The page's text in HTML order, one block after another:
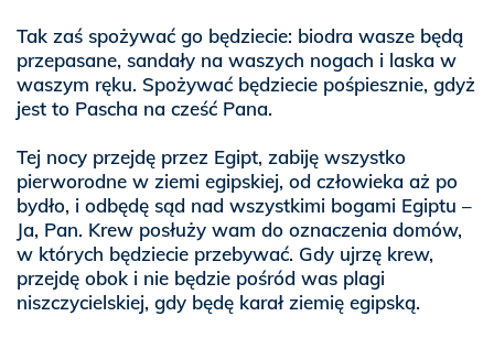
Tak zaś spożywać go będziecie: biodra wasze będą
przepasane, sandały na waszych nogach i laska w
waszym ręku. Spożywać będziecie pośpiesznie, gdyż
jest to Pascha na cześć Pana.
Tej nocy przejdę przez Egipt, zabiję wszystko
pierworodne w ziemi egipskiej, od człowieka aż po
bydło, i odbędę sąd nad wszystkimi bogami Egiptu –
Ja, Pan. Krew posłuży wam do oznaczenia domów,
w których będziecie przebywać. Gdy ujrzę krew,
przejdę obok i nie będzie pośród was plagi
niszczycielskiej, gdy będę karał ziemię egipską.